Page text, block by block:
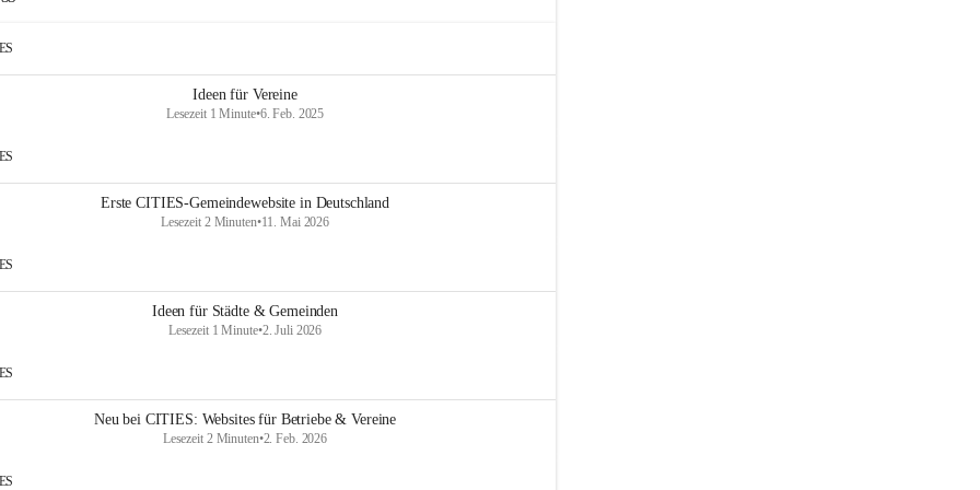
Ideen für Vereine
Lesezeit 1 Minute•6. Feb. 2025
Erste CITIES-Gemeindewebsite in Deutschland
Lesezeit 2 Minuten•11. Mai 2026
Ideen für Städte & Gemeinden
Lesezeit 1 Minute•2. Juli 2026
Neu bei CITIES: Websites für Betriebe & Vereine
Lesezeit 2 Minuten•2. Feb. 2026